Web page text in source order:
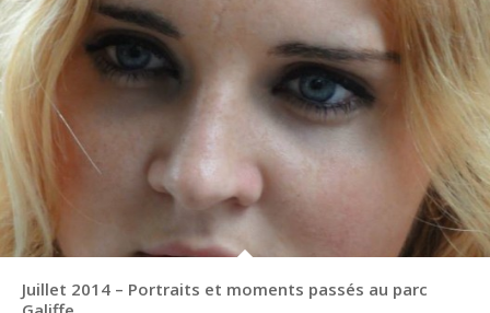
Juillet 2014 – Portraits et moments passés au parc